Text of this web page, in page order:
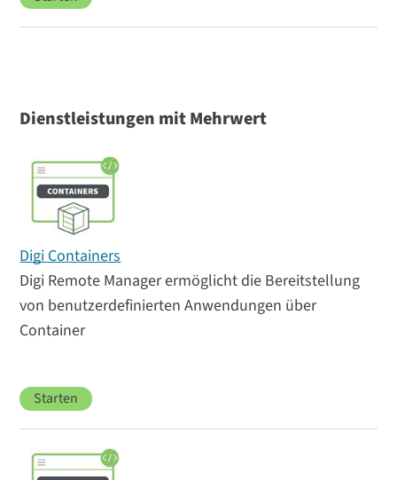
Dienstleistungen mit Mehrwert
Digi Containers
Digi Remote Manager ermöglicht die Bereitstellung
von benutzerdefinierten Anwendungen über
Container
Starten